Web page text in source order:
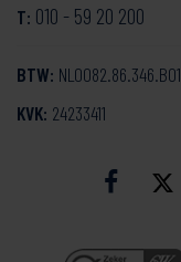
T: 010 - 59 20 200
BTW: NL0082.86.346.B01
KVK: 24233411